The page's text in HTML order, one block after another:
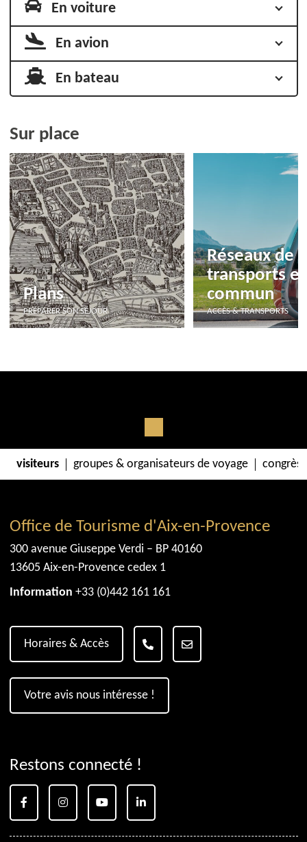
En voiture
En avion
En bateau
Sur place
Plans
PRÉPARER SON SÉJOUR
Réseaux de
transports
commun
ACCÈS & TRANSPORTS
visiteurs groupes & organisateurs de voyage congrès
Office de Tourisme d'Aix-en-Provence
300 avenue Giuseppe Verdi – BP 40160
13605 Aix-en-Provence cedex 1
Information +33 (0)442 161 161
Horaires & Accès
Votre avis nous intéresse !
Restons connecté !